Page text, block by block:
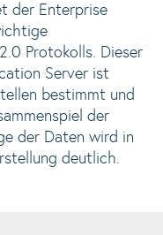
der Enterprise
Protokolls. Dieser
Server ist
bestimmt und
der
der Daten wird in
deutlich.